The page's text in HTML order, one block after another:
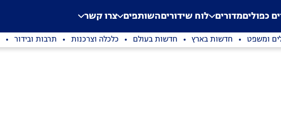
Application error: a
. כפוליםמדורים לוח שידוריםהשותפים צרו קשר
ומשפט חדשות בארץ חדשות בעולם כלכלה וצרכנות תרבות ובידור